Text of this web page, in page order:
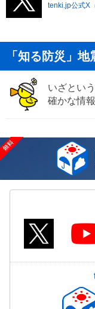
tenki.jp公式X
「知る防災」地
いざとい
確かな情